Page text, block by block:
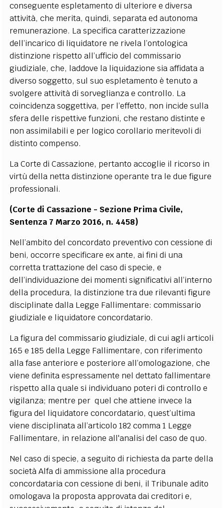
conseguente espletamento di ulteriore e diversa
attività, che merita, quindi, separata ed autonoma
remunerazione. La specifica caratterizzazione
dell’incarico di liquidatore ne rivela l’ontologica
distinzione rispetto all’ufficio del commissario
giudiziale, che, laddove la liquidazione sia affidata a
diverso soggetto, sul suo espletamento è tenuto a
svolgere attività di sorveglianza e controllo. La
coincidenza soggettiva, per l’effetto, non incide sulla
sfera delle rispettive funzioni, che restano distinte e
non assimilabili e per logico corollario meritevoli di
distinto compenso.
La Corte di Cassazione, pertanto accoglie il ricorso in
virtù della netta distinzione operante tra le due figure
professionali.
(Corte di Cassazione - Sezione Prima Civile,
Sentenza 7 Marzo 2016, n. 4458)
Nell’ambito del concordato preventivo con cessione di
beni, occorre specificare ex ante, ai fini di una
corretta trattazione del caso di specie, e
dell’individuazione dei momenti significativi all’interno
della procedura, la distinzione tra due rilevanti figure
disciplinate dalla Legge Fallimentare: commissario
giudiziale e liquidatore concordatario.
La figura del commissario giudiziale, di cui agli articoli
165 e 185 della Legge Fallimentare, con riferimento
alla fase anteriore e posteriore all’omologazione, che
viene definita espressamente nel dettato fallimentare
rispetto alla quale si individuano poteri di controllo e
vigilanza; mentre per quel che attiene invece la
figura del liquidatore concordatario, quest’ultima
viene disciplinata all’articolo 182 comma 1 Legge
Fallimentare, in relazione all'analisi del caso de quo.
Nel caso di specie, a seguito di richiesta da parte della
società Alfa di ammissione alla procedura
concordataria con cessione di beni, il Tribunale adito
omologava la proposta approvata dai creditori e,